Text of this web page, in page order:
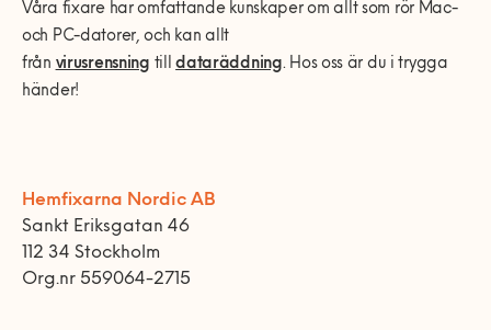
Våra fixare har omfattande kunskaper om allt som rör Mac-
och PC-datorer, och kan allt
från virusrensning tilldataräddning. Hos oss är du i trygga
händer!
Hemfixarna Nordic AB
Sankt Eriksgatan 46
112 34 Stockholm
Org.nr 559064-2715